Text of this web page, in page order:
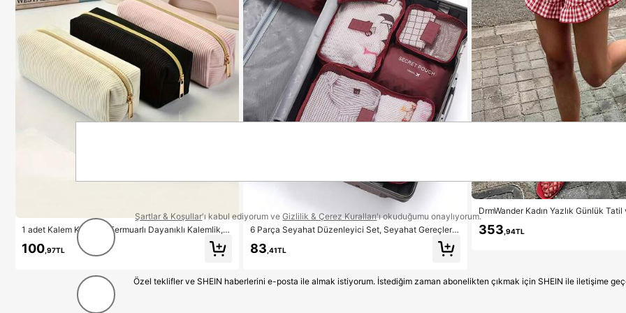
1 adet Kalem Kutusu - Fermuarlı Dayanıklı Kalemlik, O
kul Malzemeleri Düzenleyici, Ofis ve Ev Kullanımı İçin
Kalem Çantası
100 ,97TL
6 Parça Seyahat Düzenleyici Set, Seyahat Gereçleri,
Seyahat Aksesuarları Çantası, Seyahat Çantası, İş Se
yahati Çantası, Tatil Seyahati Çantası, Taşınabilir, Haf
83 ,41TL
DrmWander Kadın Yazlık Günlük
Çiçekli Ekose Baskılı Fırfırlı Etek
353 ,94TL
Şartlar & Koşullar'ı kabul ediyorum veGizlilik & Çerez Kuralları'ı okuduğumu onaylıyorum.
Özel teklifler ve SHEIN haberlerini e-posta ile almak istiyorum. İstediğim zaman abonelikten çıkmak için SHEIN ile iletişime